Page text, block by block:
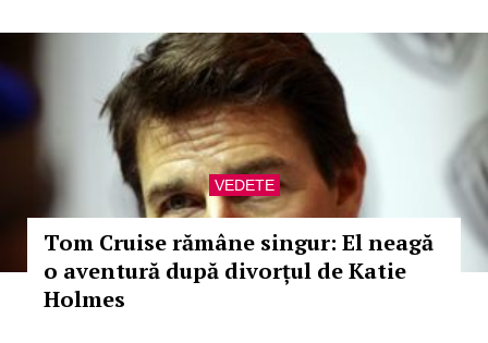
VEDETE
Tom Cruise rămâne singur: El neagă
o aventură după divorțul de Katie
Holmes